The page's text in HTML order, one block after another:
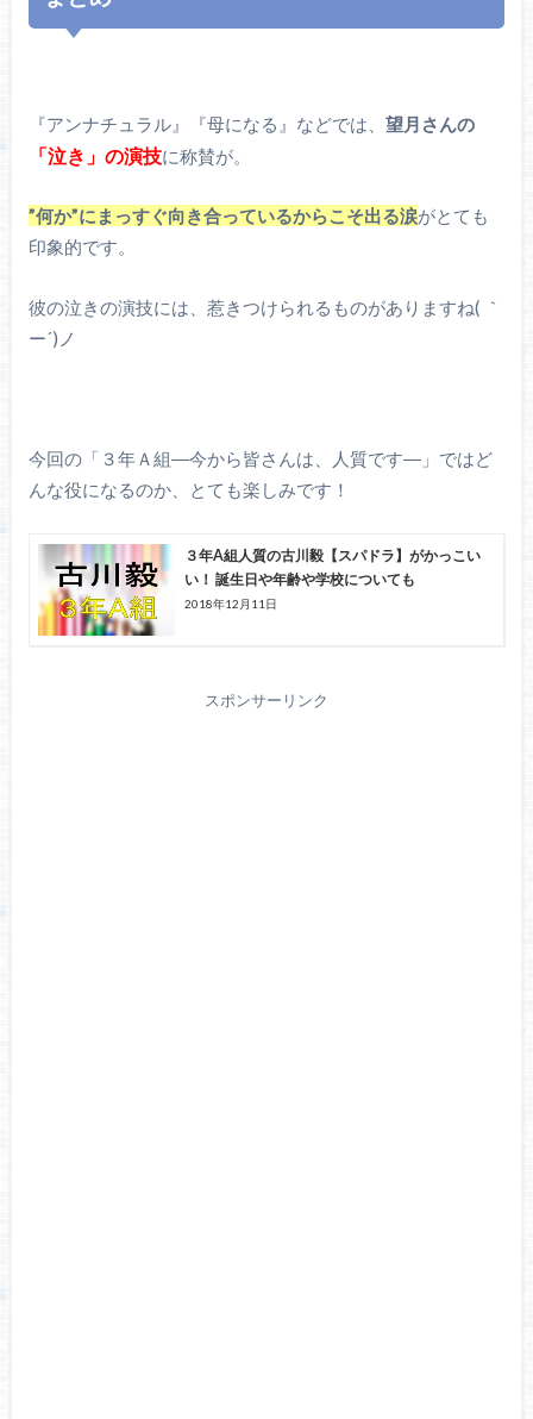
『アンナチュラル』『母になる』などでは、 望月さんの
「泣き」の演技に称賛が。
”何か”にまっすぐ向き合っているからこそ出る涙がとても
印象的です。
彼の泣きの演技には、惹きつけられるものがありますね( ｀
ー´)ノ
今回の「３年Ａ組―今から皆さんは、人質です―」ではど
んな役になるのか、とても楽しみです！
３年A組人質の古川毅【スパドラ】がかっこい
い！ 誕生日や年齢や学校についても
2018年12月11日
スポンサーリンク